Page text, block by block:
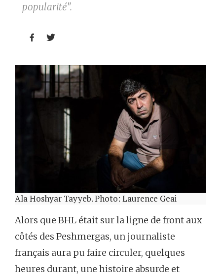
popularité".
 
Ala Hoshyar Tayyeb. Photo: Laurence Geai
Alors que BHL était sur la ligne de front aux
côtés des Peshmergas, un journaliste
français aura pu faire circuler, quelques
heures durant, une histoire absurde et